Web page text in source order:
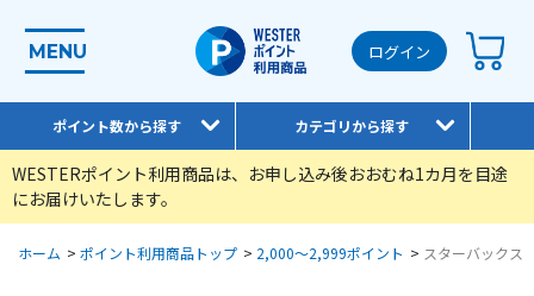
MENU ログイン
ポイント数から探す カテゴリから探す
WESTERポイント利用商品は、お申し込み後おおむね1カ月を目途
にお届けいたします。
ホーム > ポイント利用商品トップ > 2,000～2,999ポイント > スターバック